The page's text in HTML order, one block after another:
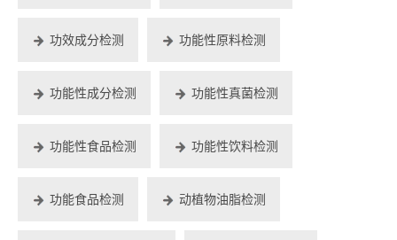
功效成分检测 功能性原料检测
功能性成分检测 功能性真菌检测
功能性食品检测 功能性饮料检测
功能食品检测 动植物油脂检测